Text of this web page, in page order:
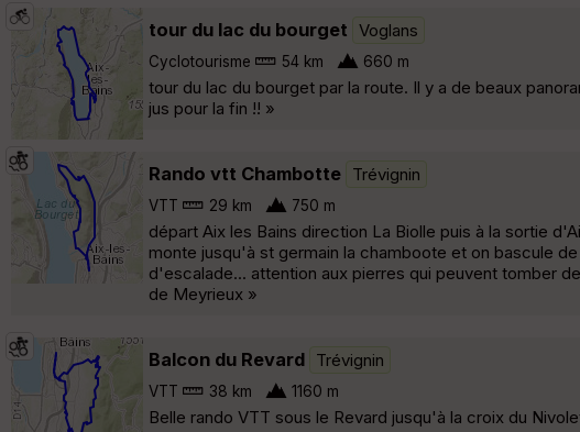
tour du lac du bourget Voglans
Cyclotourisme 54 km 660 m
tour du lac du bourget par la route. Il y a de beaux
jus pour la fin !! »
Rando vtt Chambotte Trévignin
VTT 29 km 750 m
départ Aix les Bains direction La Biolle puis à la sortie
monte jusqu'à st germain la chamboote et on bascule
d'escalade... attention aux pierres qui peuvent tomber
de Meyrieux »
Balcon du Revard Trévignin
VTT 38 km 1160 m
Belle rando VTT sous le Revard jusqu'à la croix du